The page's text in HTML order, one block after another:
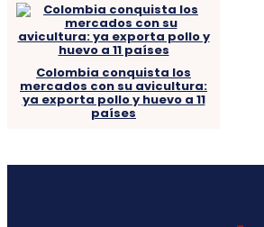
Colombia conquista los
mercados con su avicultura:
ya exporta pollo y huevo a 11
países